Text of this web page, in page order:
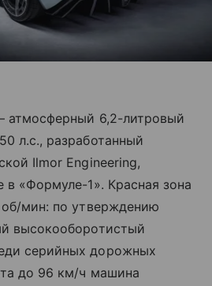
атмосферный 6,2-литровый
л.с., разработанный
Ilmor Engineering,
в «Формуле-1». Красная зона
об/мин: по утверждению
высокооборотистый
серийных дорожных
до 96 км/ч машина